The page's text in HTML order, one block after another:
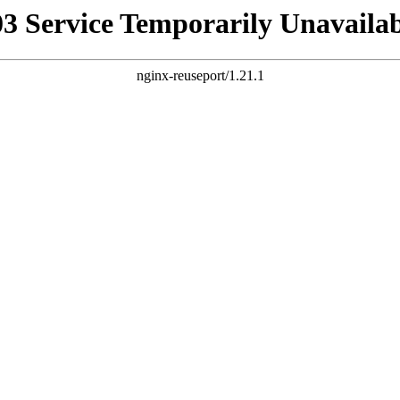
Service Temporarily
nginx-reuseport/1.21.1